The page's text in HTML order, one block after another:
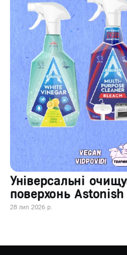
Універсальні
поверхонь Astonish
28 лип 2026 р.